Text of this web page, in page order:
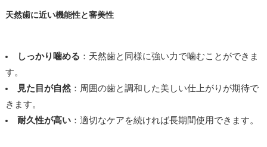
天然歯に近い機能性と審美性
しっかり噛める ：天然歯と同様に強い力で噛むことができま
す。
見た目が自然：周囲の歯と調和した美しい仕上がりが期待で
きます。
耐久性が高い：適切なケアを続ければ長期間使用できます。